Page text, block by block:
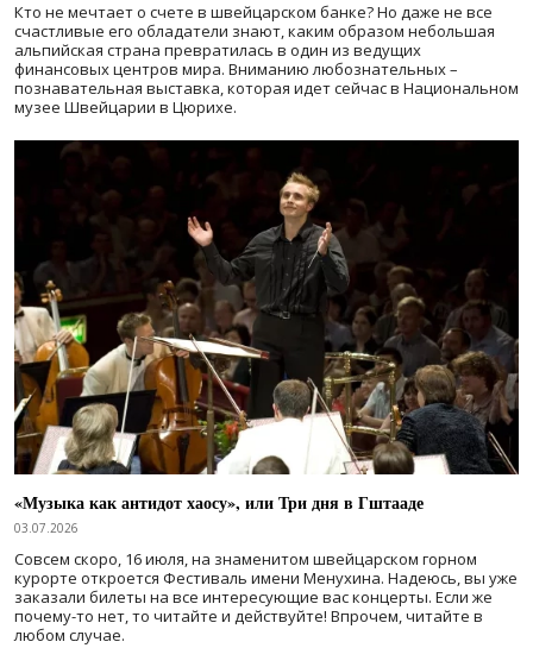
Кто не мечтает о счете в швейцарском банке? Но даже не все
счастливые его обладатели знают, каким образом небольшая
альпийская страна превратилась в один из ведущих
финансовых центров мира. Вниманию любознательных –
познавательная выставка, которая идет сейчас в Национальном
музее Швейцарии в Цюрихе.
«Музыка как антидот хаосу», или Три дня в Гштааде
03.07.2026
Совсем скоро, 16 июля, на знаменитом швейцарском горном
курорте откроется Фестиваль имени Менухина. Надеюсь, вы уже
заказали билеты на все интересующие вас концерты. Если же
почему-то нет, то читайте и действуйте! Впрочем, читайте в
любом случае.